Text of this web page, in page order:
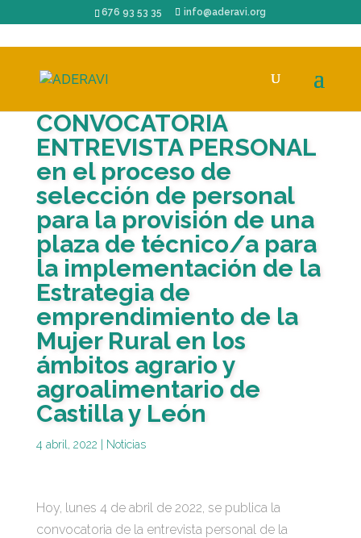
676 93 53 35 info@aderavi.org
CONVOCATORIA
ENTREVISTA PERSONAL
en el proceso de
selección de personal
para la provisión de una
plaza de técnico/a para
la implementación de la
Estrategia de
emprendimiento de la
Mujer Rural en los
ámbitos agrario y
agroalimentario de
Castilla y León
4 abril, 2022 Noticias
Hoy, lunes 4 de abril de 2022, se publica la
convocatoria de la entrevista personal de la